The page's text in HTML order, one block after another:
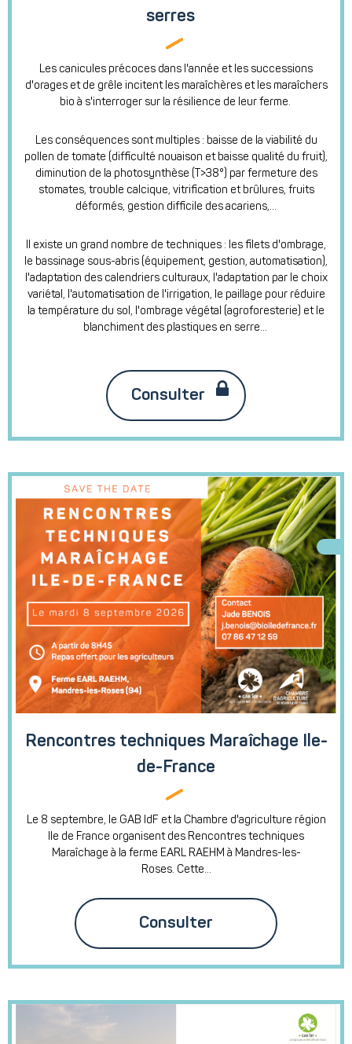
serres
Les canicules précoces dans l'année et les successions
d'orages et de grêle incitent les maraîchères et les maraîchers
bio à s'interroger sur la résilience de leur ferme.
Les conséquences sont multiples : baisse de la viabilité du
pollen de tomate (difficulté nouaison et baisse qualité du fruit),
diminution de la photosynthèse (T>38°) par fermeture des
stomates, trouble calcique, vitrification et brûlures, fruits
déformés, gestion difficile des acariens,...
Il existe un grand nombre de techniques : les filets d'ombrage,
le bassinage sous-abris (équipement, gestion, automatisation),
l'adaptation des calendriers culturaux, l'adaptation par le choix
variétal, l'automatisation de l'irrigation, le paillage pour réduire
la température du sol, l'ombrage végétal (agroforesterie) et le
blanchiment des plastiques en serre...
Consulter
Rencontres techniques Maraîchage Ile-
de-France
Le 8 septembre, le GAB IdF et la Chambre d'agriculture région
Ile de France organisent des Rencontres techniques
Maraîchage à la ferme EARL RAEHM à Mandres-les-
Roses. Cette...
Consulter